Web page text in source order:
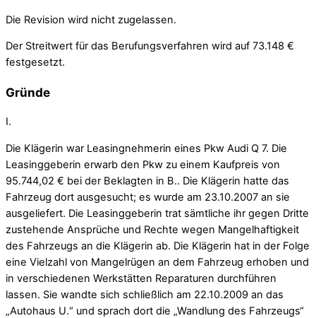
Die Revision wird nicht zugelassen.
Der Streitwert für das Berufungsverfahren wird auf 73.148 €
festgesetzt.
Gründe
I.
Die Klägerin war Leasingnehmerin eines Pkw Audi Q 7. Die
Leasinggeberin erwarb den Pkw zu einem Kaufpreis von
95.744,02 € bei der Beklagten in B.. Die Klägerin hatte das
Fahrzeug dort ausgesucht; es wurde am 23.10.2007 an sie
ausgeliefert. Die Leasinggeberin trat sämtliche ihr gegen Dritte
zustehende Ansprüche und Rechte wegen Mangelhaftigkeit
des Fahrzeugs an die Klägerin ab. Die Klägerin hat in der Folge
eine Vielzahl von Mangelrügen an dem Fahrzeug erhoben und
in verschiedenen Werkstätten Reparaturen durchführen
lassen. Sie wandte sich schließlich am 22.10.2009 an das
„Autohaus U.“ und sprach dort die „Wandlung des Fahrzeugs“